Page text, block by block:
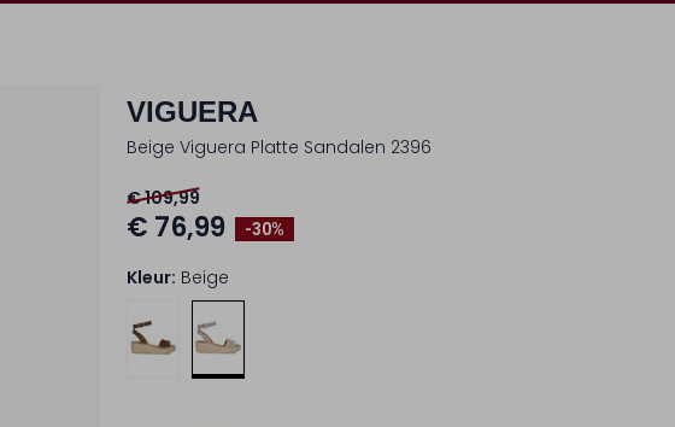
VIGUERA
Beige Viguera Platte Sandalen 2396
-30%
€ 109,99
€ 76,99
Kleur: Beige